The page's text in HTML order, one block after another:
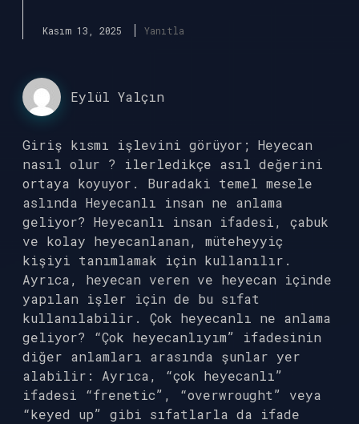
Kasım 13, 2025 Yanıtla
Eylül Yalçın
Giriş kısmı işlevini görüyor; Heyecan
nasıl olur ? ilerledikçe asıl değerini
ortaya koyuyor. Buradaki temel mesele
aslında Heyecanlı insan ne anlama
geliyor? Heyecanlı insan ifadesi, çabuk
ve kolay heyecanlanan, müteheyyiç
kişiyi tanımlamak için kullanılır.
Ayrıca, heyecan veren ve heyecan içinde
yapılan işler için de bu sıfat
kullanılabilir. Çok heyecanlı ne anlama
geliyor? “Çok heyecanlıyım” ifadesinin
diğer anlamları arasında şunlar yer
alabilir: Ayrıca, “çok heyecanlı”
ifadesi “frenetic”, “overwrought” veya
“keyed up” gibi sıfatlarla da ifade